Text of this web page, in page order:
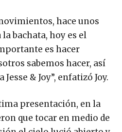
hace unos
la bachata, hoy es el
es hacer
sabemos hacer, así
& Joy”, enfatizó Joy.
presentación, en la
que tocar en medio de